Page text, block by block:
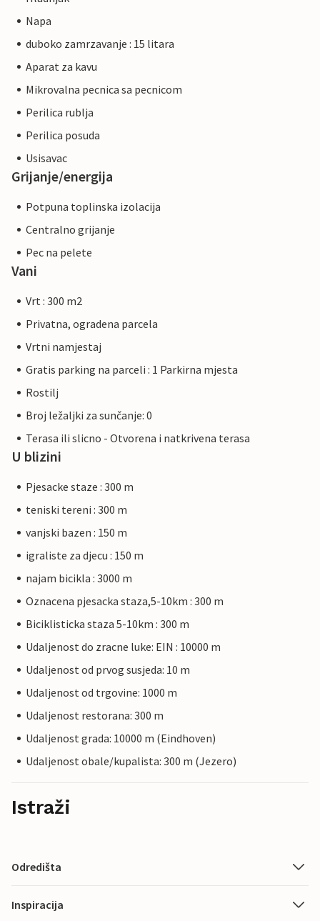
Napa
duboko zamrzavanje : 15 litara
Aparat za kavu
Mikrovalna pecnica sa pecnicom
Perilica rublja
Perilica posuda
Usisavac
Grijanje/energija
Potpuna toplinska izolacija
Centralno grijanje
Pec na pelete
Vani
Vrt : 300 m2
Privatna, ogradena parcela
Vrtni namjestaj
Gratis parking na parceli : 1 Parkirna mjesta
Rostilj
Broj ležaljki za sunčanje: 0
Terasa ili slicno - Otvorena i natkrivena terasa
U blizini
Pjesacke staze : 300 m
teniski tereni : 300 m
vanjski bazen : 150 m
igraliste za djecu : 150 m
najam bicikla : 3000 m
Oznacena pjesacka staza,5-10km : 300 m
Biciklisticka staza 5-10km : 300 m
Udaljenost do zracne luke: EIN : 10000 m
Udaljenost od prvog susjeda: 10 m
Udaljenost od trgovine: 1000 m
Udaljenost restorana: 300 m
Udaljenost grada: 10000 m (Eindhoven)
Udaljenost obale/kupalista: 300 m (Jezero)
Istraži
Odredišta
Inspiracija